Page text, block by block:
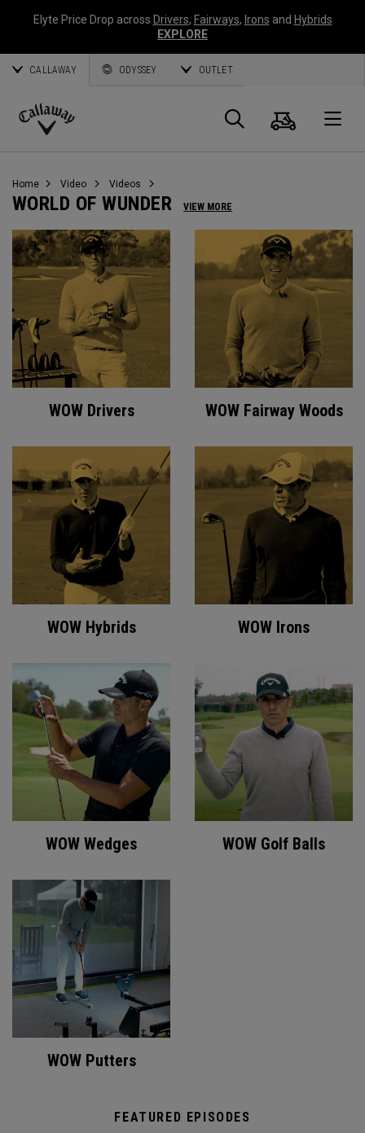
Elyte Price Drop across Drivers, Fairways, Irons and Hybrids
EXPLORE
CALLAWAY ODYSSEY OUTLET
Callaway
Suche
Home Video Videos
WORLD OF WUNDER VIEW MORE
WOW Drivers WOW Fairway Woods
WOW Hybrids WOW Irons
WOW Wedges WOW Golf Balls
WOW Putters
FEATURED EPISODES